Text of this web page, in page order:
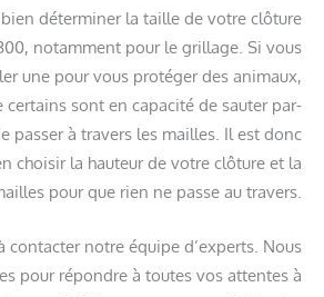
déterminer la taille de votre clôture
notamment pour le grillage. Si vous
une pour vous protéger des animaux,
certains sont en capacité de sauter par-
passer à travers les mailles. Il est donc
choisir la hauteur de votre clôture et la
pour que rien ne passe au travers.
contacter notre équipe d’experts. Nous
pour répondre à toutes vos attentes à